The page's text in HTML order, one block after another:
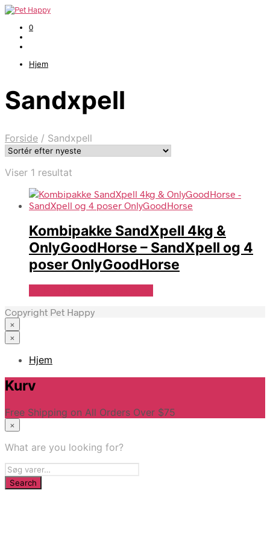
0
Hjem
Sandxpell
Forside / Sandxpell
Viser 1 resultat
Kombipakke SandXpell 4kg &
OnlyGoodHorse – SandXpell og 4
poser OnlyGoodHorse
Copyright Pet Happy
×
×
Hjem
Kurv
Free Shipping on All Orders Over $75
×
What are you looking for?